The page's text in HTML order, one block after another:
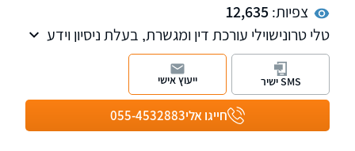
צפיות:12,635
טלי טרונישוילי עורכת דין ומגשרת, בעלת ניסיון וידע
עשיר בתחום דיני המשפחה, ניהול הליכי גירושין,
צוואות וירושות, מקרקעין נדל"ן, פירוק שיתוף
ופשיטת רגל. למשרד שלוחות בקרית מוצקין, נהריה
חייגו אלי055-4532883
SMS ישיר ייעוץ אישי